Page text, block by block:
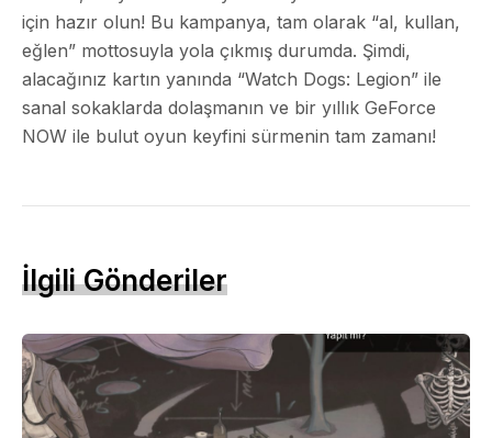
için hazır olun! Bu kampanya, tam olarak “al, kullan,
eğlen” mottosuyla yola çıkmış durumda. Şimdi,
alacağınız kartın yanında “Watch Dogs: Legion” ile
sanal sokaklarda dolaşmanın ve bir yıllık GeForce
NOW ile bulut oyun keyfini sürmenin tam zamanı!
İlgili Gönderiler